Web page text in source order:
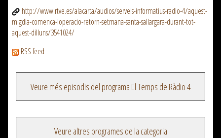
http://www.rtve.es/alacarta/audios/serveis-informatius-radio-4/aquest-
migdia-comenca-loperacio-retorn-setmana-santa-sallargara-durant-tot-
aquest-dilluns/3541024/
RSS feed
Veure més episodis del programa El Temps de Ràdio 4
Veure altres programes de la categoria